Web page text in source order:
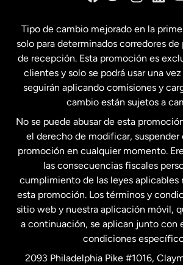
Estados Unidos English
Estados Unidos
Francia
Malasia
Nueva Zelanda
Países Bajos
Tipo de cambio mejorado en la
solo para determinados corredores de
de recepción. Esta promoción es
clientes y solo se podrá usar una
seguirán aplicando comisiones y
cambio están sujetos a
No se puede abusar de esta
el derecho de modificar, suspender
promoción en cualquier momento.
las consecuencias fiscales
cumplimiento de las leyes aplicables
esta promoción. Los términos y
sitio web y nuestra aplicación móvil,
a continuación, se aplican junto con
condiciones
2093 Philadelphia Pike #1016,